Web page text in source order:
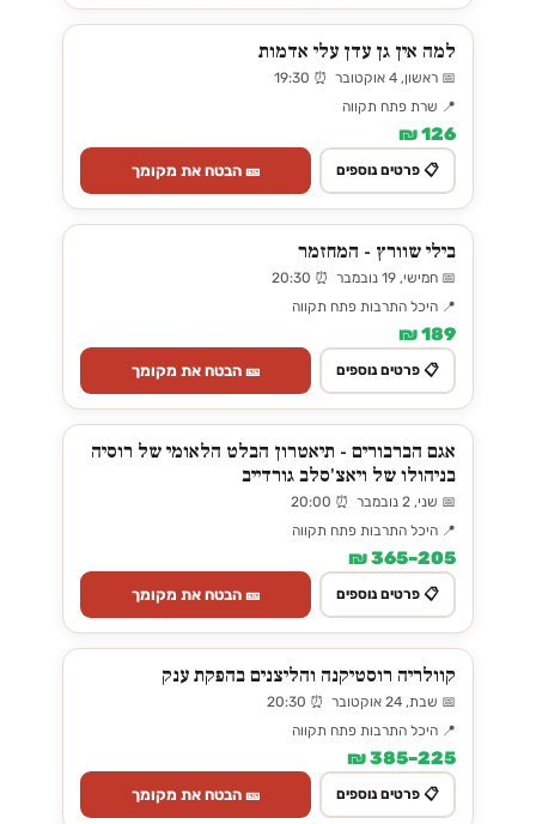
למה אין גן עדן עלי אדמות
📅 ראשון, 4 אוקטובר ⏰ 19:30
📍 שרת פתח תקווה
126 ₪
📋 פרטים נוספים 🎫 הבטח את מקומך
בילי שוורץ - המחזמר
📅 חמישי, 19 נובמבר ⏰ 20:30
📍 היכל התרבות פתח תקווה
189 ₪
📋 פרטים נוספים 🎫 הבטח את מקומך
אגם הברבורים - תיאטרון הבלט הלאומי של רוסיה
בניהולו של ויאצ'סלב גורדייב
📅 שני, 2 נובמבר ⏰ 20:00
📍 היכל התרבות פתח תקווה
205–365 ₪
📋 פרטים נוספים 🎫 הבטח את מקומך
קוולריה רוסטיקנה והליצנים בהפקת ענק
📅 שבת, 24 אוקטובר ⏰ 20:30
📍 היכל התרבות פתח תקווה
225–385 ₪
📋 פרטים נוספים 🎫 הבטח את מקומך